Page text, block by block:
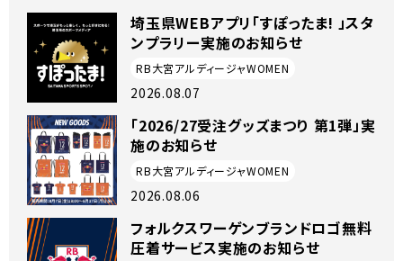
埼玉県WEBアプリ「すぽったま! 」スタ
ンプラリー実施のお知らせ
RB大宮アルディージャWOMEN
2026.08.07
「2026/27受注グッズまつり 第1弾」実
施のお知らせ
RB大宮アルディージャWOMEN
2026.08.06
フォルクスワーゲンブランドロゴ無料
圧着サービス実施のお知らせ